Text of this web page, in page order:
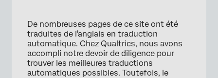
De nombreuses pages de ce site ont été
traduites de l'anglais en traduction
automatique. Chez Qualtrics, nous avons
accompli notre devoir de diligence pour
trouver les meilleures traductions
automatiques possibles. Toutefois, le